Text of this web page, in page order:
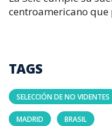
centroamericano
TAGS
SELECCIÓN DE NO VIDENTES
MADRID BRASIL